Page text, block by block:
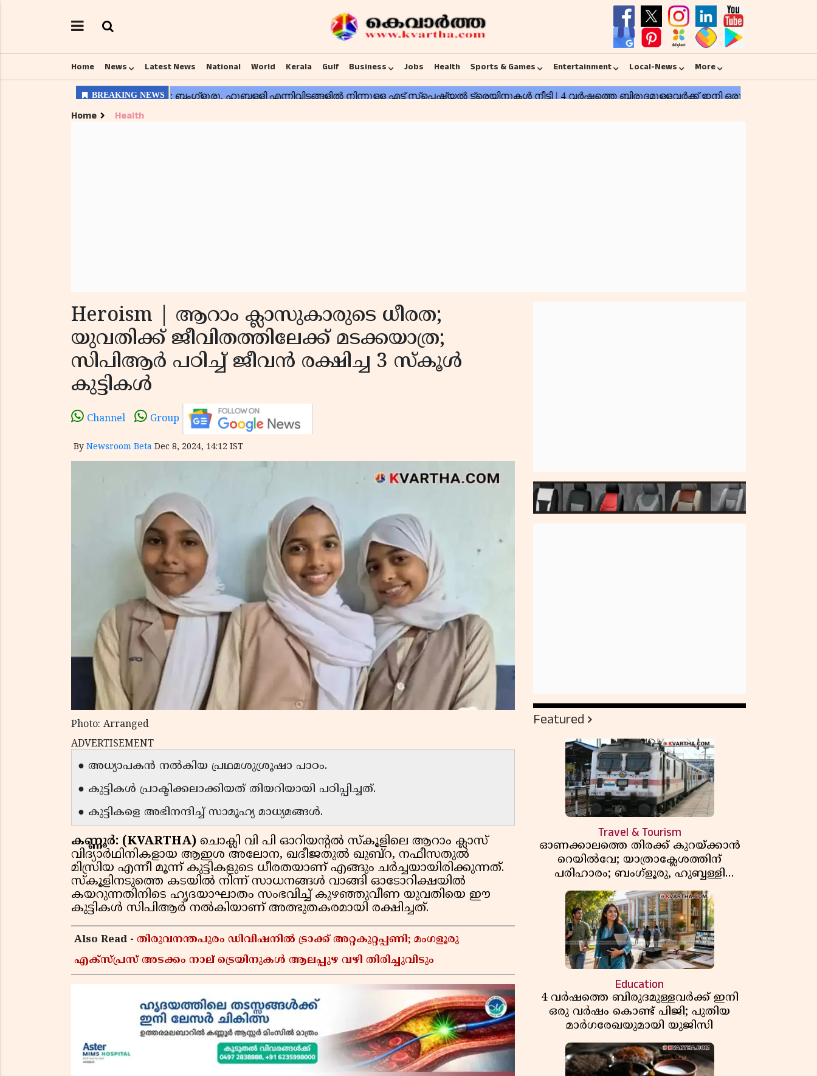
Home News Latest News National World Kerala Gulf Business Jobs Health Sports & Games Entertainment Local-News More
Home Health
Heroism | ആറാം ക്ലാസുകാരുടെ ധീരത;
യുവതിക്ക് ജീവിതത്തിലേക്ക് മടക്കയാത്ര;
സിപിആര്‍ പഠിച്ച് ജീവന്‍ രക്ഷിച്ച 3 സ്‌കൂള്‍
കുട്ടികള്‍
Channel Group
By Newsroom Beta Dec 8, 2024, 14:12 IST
Photo: Arranged
ADVERTISEMENT
● അധ്യാപകന്‍ നല്‍കിയ പ്രഥമശുശ്രൂഷാ പാഠം.
● കുട്ടികള്‍ പ്രാക്ടിക്കലാക്കിയത് തിയറിയായി പഠിപ്പിച്ചത്.
● കുട്ടികളെ അഭിനന്ദിച്ച് സാമൂഹ്യ മാധ്യമങ്ങള്‍.
കണ്ണൂര്‍: (KVARTHA) ചൊക്ലി വി പി ഓറിയന്റല്‍ സ്‌കൂളിലെ ആറാം ക്ലാസ്
വിദ്യാര്‍ഥിനികളായ ആഇശ അലോന, ഖദീജതുല്‍ ഖുബ്റ, നഫീസതുല്‍
മിസ്രിയ എന്നീ മൂന്ന് കുട്ടികളുടെ ധീരതയാണ് എങ്ങും ചര്‍ച്ചയായിരിക്കുന്നത്.
സ്‌കൂളിനടുത്തെ കടയില്‍ നിന്ന് സാധനങ്ങള്‍ വാങ്ങി ഓടോറിക്ഷയില്‍
കയറുന്നതിനിടെ ഹൃദയാഘാതം സംഭവിച്ച് കുഴഞ്ഞുവീണ യുവതിയെ ഈ
കുട്ടികള്‍ സിപിആര്‍ നല്‍കിയാണ് അത്ഭുതകരമായി രക്ഷിച്ചത്.
Also Read - തിരുവനന്തപുരം ഡിവിഷനിൽ ട്രാക്ക് അറ്റകുറ്റപ്പണി; മംഗളൂരു
എക്സ്പ്രസ് അടക്കം നാല് ട്രെയിനുകൾ ആലപ്പുഴ വഴി തിരിച്ചുവിടും
Featured
Travel & Tourism
ഓണക്കാലത്തെ തിരക്ക് കുറയ്ക്കാൻ
റെയിൽവേ; യാത്രാക്ലേശത്തിന്
പരിഹാരം; ബംഗ്ളൂരു, ഹുബ്ബള്ളി
എന്നിവിടങ്ങളിൽ നിന്നുള്ള എട്ട്
സ്പെഷ്യൽ ട്രെയിനുകൾ നീട്ടി
Education
4 വർഷത്തെ ബിരുദമുള്ളവർക്ക് ഇനി
ഒരു വർഷം കൊണ്ട് പിജി; പുതിയ
മാർഗരേഖയുമായി യുജിസി